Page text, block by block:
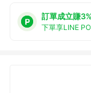
訂單成立賺3%
下單享LINE